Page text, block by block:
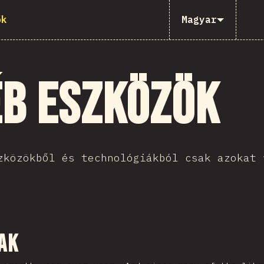
Magyar
eszközök
és technológiákból csak